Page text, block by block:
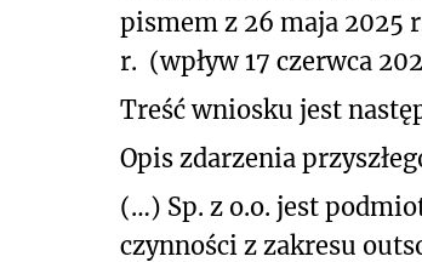
pismem z 26 maja 2025
r. (wpływ 17 czerwca
Treść wniosku jest
Opis zdarzenia
(…) Sp. z o.o. jest
czynności z zakresu